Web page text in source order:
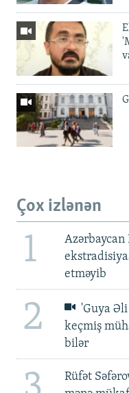
Çox izlənən
1
Azərbaycan
etməyib
2
'Guya
keçmiş
bilər
Rüfət